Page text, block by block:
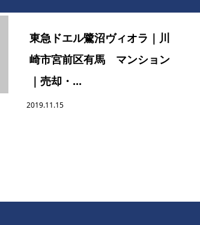
東急ドエル鷺沼ヴィオラ｜川
崎市宮前区有馬 マンション
｜売却・...
2019.11.15